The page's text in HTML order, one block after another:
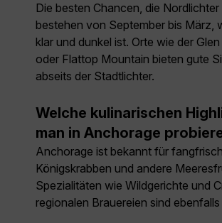
Die besten Chancen, die
bestehen von September bis März,
klar und dunkel ist. Orte wie der
oder Flattop Mountain bieten gute
abseits der Stadtlichter.
Welche kulinarischen
man in Anchorage
Anchorage ist bekannt für
Königskrabben und andere
Spezialitäten wie Wildgerichte und
regionalen Brauereien sind